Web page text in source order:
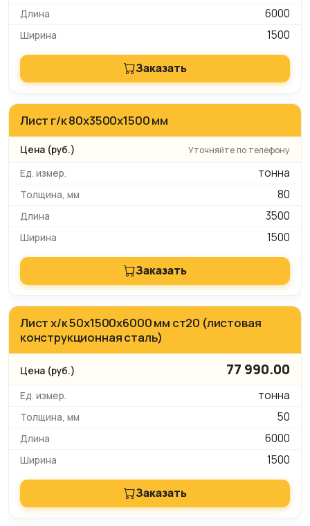
6000
1500
Заказать
Лист г/к 80х3500х1500 мм
Уточняйте по телефону
тонна
80
3500
1500
Заказать
Лист х/к 50х1500х6000 мм ст20 (листовая
конструкционная сталь)
77 990.00
тонна
50
6000
1500
Заказать